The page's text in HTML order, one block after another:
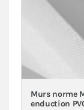
Murs norme
enduction